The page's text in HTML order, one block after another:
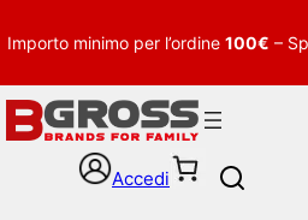
Importo minimo per l’ordine 100€ –
Accedi